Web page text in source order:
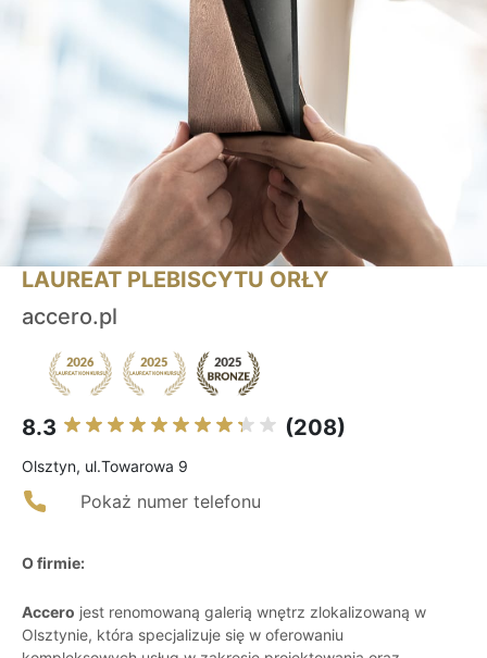
LAUREAT PLEBISCYTU ORŁY
accero.pl
8.3 (208)
Olsztyn, ul.Towarowa 9
Pokaż numer telefonu
O firmie:
Accero jest renomowaną galerią wnętrz zlokalizowaną w
Olsztynie, która specjalizuje się w oferowaniu